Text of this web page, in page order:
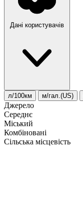
Дані користувачів
л/100км м/гал.(US)
Джерело
Середнє
Міський
Комбіновані
Сільська місцевість